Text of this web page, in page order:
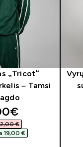
„Tricot“
– Tamsi
price
€‎
19,00 €‎